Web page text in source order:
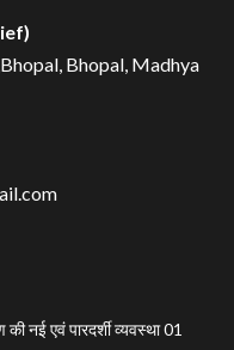
Bhopal, Madhya
नई एवं पारदर्शी व्यवस्था 01